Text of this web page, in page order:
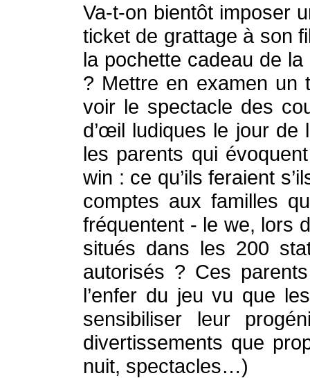
Va-t-on bientôt imposer
ticket de grattage à son
la pochette cadeau de
? Mettre en examen un
voir le spectacle des
d’œil ludiques le jour de
les parents qui
win : ce qu’ils feraient
comptes aux familles
fréquentent - le we, lors
situés dans les 200
autorisés ? Ces
l’enfer du jeu vu que
sensibiliser leur
divertissements que
nuit, spectacles…)